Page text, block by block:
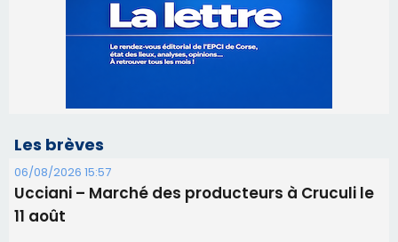
Les brèves
06/08/2026 15:57
Ucciani – Marché des producteurs à Cruculi le
11 août